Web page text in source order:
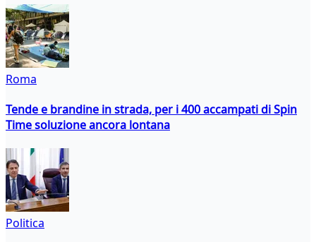
Roma
Tende e brandine in strada, per i 400 accampati di Spin
Time soluzione ancora lontana
Politica